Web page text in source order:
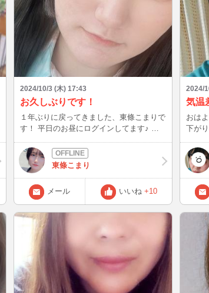
2024/10/3 (木) 17:43
お久しぶりです！
１年ぶりに戻ってきました、東條こまりで
す！ 平日のお昼にログインしてます♪ ま
東條こまり
メール いいね +10
2024/
気温
おは
下が
なかお話
まで
時間
う方
しいです✨️✨️ 話
しで
して
お知
いた